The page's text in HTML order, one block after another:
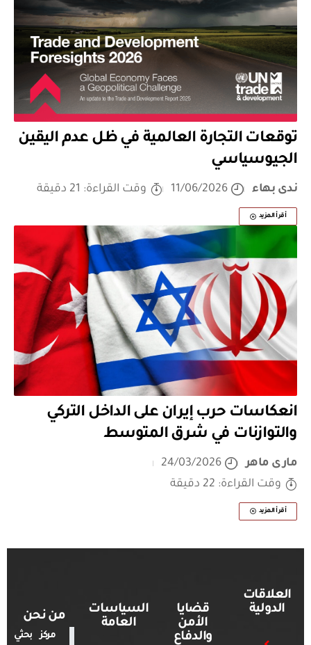
توقعات التجارة العالمية في ظل عدم اليقين
الجيوسياسي
ندى بهاء 11/06/2026 وقت القراءة: 21 دقيقة
أقرأ المزيد
انعكاسات حرب إيران على الداخل التركي
والتوازنات في شرق المتوسط
مارى ماهر
24/03/2026
وقت القراءة: 22 دقيقة
أقرأ المزيد
العلاقات
الدولية
قضايا
الأمن
والدفاع
السياسات
العامة
من نحن
مركز بحثي